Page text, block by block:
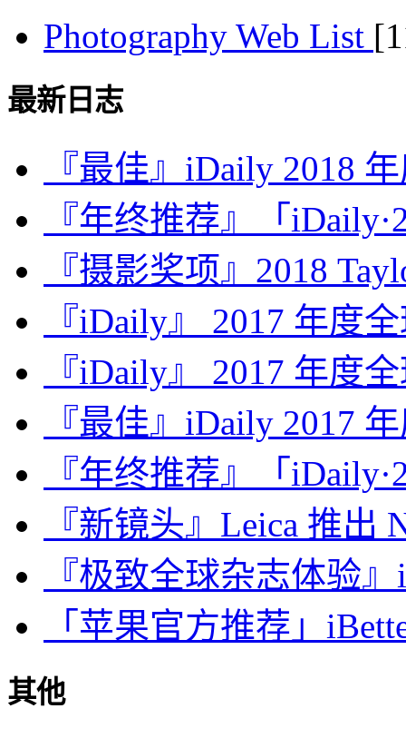
Photography Web List
最新日志
『最佳』iDaily 2018
『年终推荐』「
『摄影奖项』2018
『iDaily』 2017 年度
『iDaily』 2017 年度
『最佳』iDaily 2017
『年终推荐』「
『新镜头』Leica 推出
『极致全球杂志体验
「苹果官方推荐」
其他